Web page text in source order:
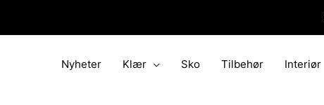
Nyheter Klær Sko Tilbehør Interiør